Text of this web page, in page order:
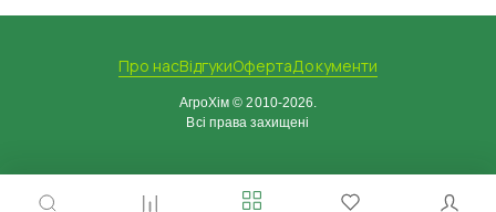
Про насВідгукиОфертаДокументи
АгроХім © 2010-2026.
Всі права захищені